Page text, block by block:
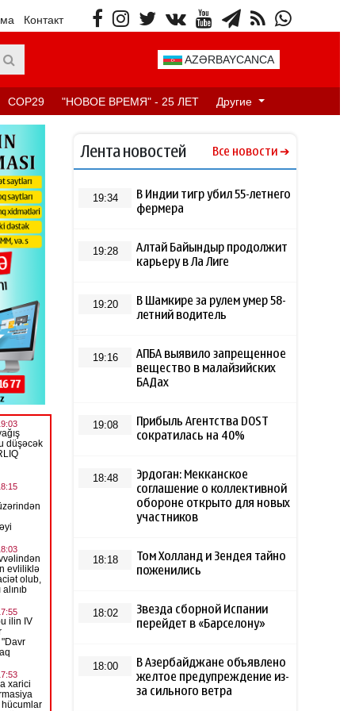
Контакт
AZƏRBAYCANCA
COP29 "НОВОЕ ВРЕМЯ" - 25 ЛЕТ Другие
Лента новостей Все новости
19:34
В Индии тигр убил 55-летнего
фермера
19:28
Алтай Байындыр продолжит
карьеру в Ла Лиге
19:20
В Шамкире за рулем умер 58-
летний водитель
19:16
АПБА выявило запрещенное
вещество в малайзийских
БАДах
19:08
Прибыль Агентства DOST
сократилась на 40%
18:48
Эрдоган: Мекканское
соглашение о коллективной
обороне открыто для новых
участников
18:18
Том Холланд и Зендея тайно
поженились
18:02
Звезда сборной Испании
перейдет в «Барселону»
18:00
В Азербайджане объявлено
желтое предупреждение из-
за сильного ветра